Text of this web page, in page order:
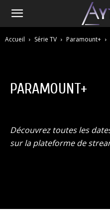
Accueil Série TV Paramount+
PARAMOUNT+
Salto
Découvrez toutes les
sur la plateforme de